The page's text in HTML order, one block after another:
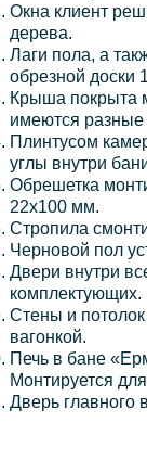
Окна клиент
дерева.
Лаги пола, а
обрезной доски
Крыша покрыта
имеются разные
Плинтусом
углы внутри
Обрешетка
22х100 мм.
Стропила
Черновой пол
Двери внутри
комплектующих.
Стены и
вагонкой.
Печь в бане
Монтируется
Дверь главного